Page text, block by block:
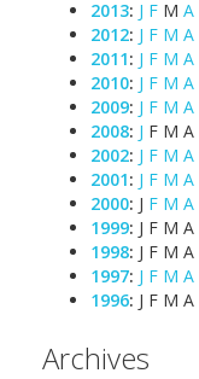
2013: J F M A
2012: J F M A
2011: J F M A
2010: J F M A
2009: J F M A
2008: J F M A
2002: J F M A
2001: J F M A
2000: J F M A
1999: J F M A
1998: J F M A
1997: J F M A
1996: J F M A
Archives